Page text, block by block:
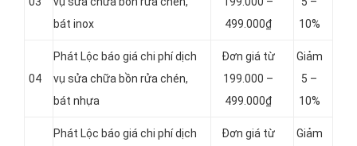
bát inox
499.000₫
10%
04
Phát Lộc báo giá chi phí dịch
vụ sửa chữa bồn rửa chén,
bát nhựa
Đơn giá từ
199.000 –
499.000₫
Giảm
5 –
10%
Phát Lộc báo giá chi phí dịch
Đơn giá từ
Giảm